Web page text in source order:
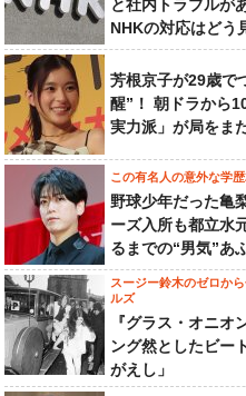
と社内トラブルが
NHKの対応はどう
芳根京子が29歳で
醒”！ 朝ドラから
実力派」が局をま
この有名人の意外な学
野球少年だった亀
ーズ入所も都立水
るまでの“男気”あ
スージー鈴木のゼロか
ルズ
『グラス・オニオ
ング然としたビー
がえし」